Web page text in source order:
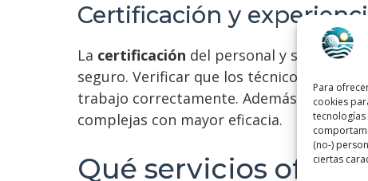
Para
cookies
(no-)
ciertas
Certificación y
La certificación del personal y su
seguro. Verificar que los técnicos estén
trabajo correctamente. Además, la
complejas con mayor eficacia.
Qué servicios